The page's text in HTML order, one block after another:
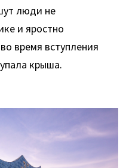
люди не
и яростно
время вступления
крыша.